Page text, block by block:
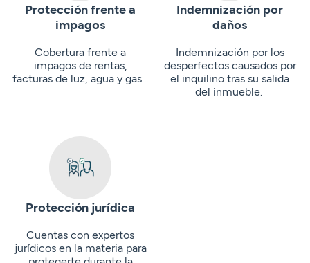
Protección frente a
impagos
Cobertura frente a
impagos de rentas,
facturas de luz, agua y gas...
Indemnización por
daños
Indemnización por los
desperfectos causados por
el inquilino tras su salida
del inmueble.
Protección jurídica
Cuentas con expertos
jurídicos en la materia para
protegerte durante la